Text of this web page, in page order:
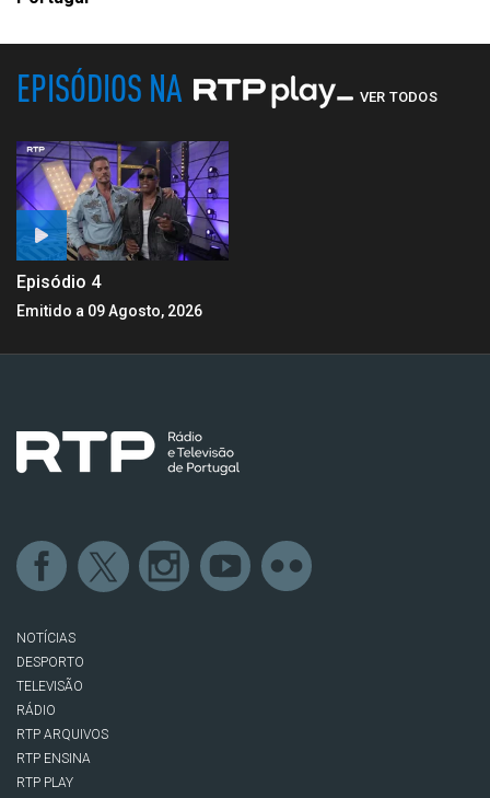
EPISÓDIOS NA VER TODOS
Episódio 4
Emitido a 09 Agosto, 2026
NOTÍCIAS
DESPORTO
TELEVISÃO
RÁDIO
RTP ARQUIVOS
RTP ENSINA
RTP PLAY